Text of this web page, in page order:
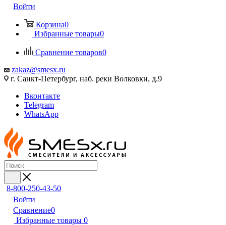
Войти
Корзина0
Избранные товары0
Сравнение товаров0
zakaz@smesx.ru
г. Санкт-Петербург, наб. реки Волковки, д.9
Вконтакте
Telegram
WhatsApp
8-800-250-43-50
Войти
Сравнение0
Избранные товары 0